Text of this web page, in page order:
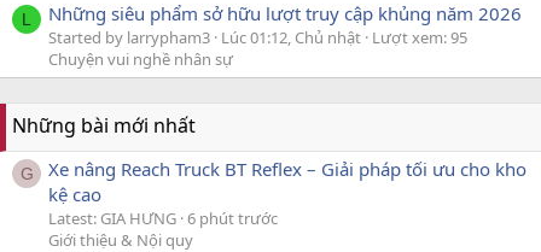
L Những siêu phẩm sở hữu lượt truy cập khủng năm 2026
Started by larrypham3 Lúc 01:12, Chủ nhật Lượt xem: 95
Chuyện vui nghề nhân sự
Những bài mới nhất
G
Xe nâng Reach Truck BT Reflex – Giải pháp tối ưu cho kho
kệ cao
Latest: GIA HƯNG 6 phút trước
Giới thiệu & Nội quy